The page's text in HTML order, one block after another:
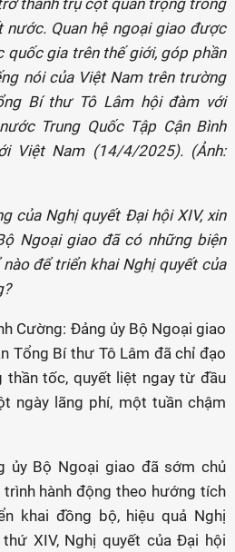
thành trụ cột quan trọng trong
nước. Quan hệ ngoại giao được
quốc gia trên thế giới, góp phần
nói của Việt Nam trên trường
Bí thư Tô Lâm hội đàm với
Trung Quốc Tập Cận Bình
Việt Nam (14/4/2025). (Ảnh:
của Nghị quyết Đại hội XIV, xin
Ngoại giao đã có những biện
để triển khai Nghị quyết của
Cường: Đảng ủy Bộ Ngoại giao
Tổng Bí thư Tô Lâm đã chỉ đạo
thần tốc, quyết liệt ngay từ đầu
ngày lãng phí, một tuần chậm
ủy Bộ Ngoại giao đã sớm chủ
hành động theo hướng tích
khai đồng bộ, hiệu quả Nghị
XIV, Nghị quyết của Đại hội